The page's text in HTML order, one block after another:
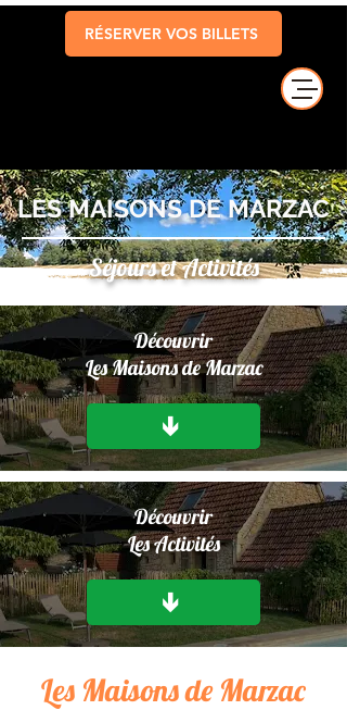
RÉSERVER VOS BILLETS
LES MAISONS DE MARZAC
Séjours et Activités
Découvrir
Les Maisons de Marzac
↓
Découvrir
Les Activités
↓
Les Maisons de Marzac